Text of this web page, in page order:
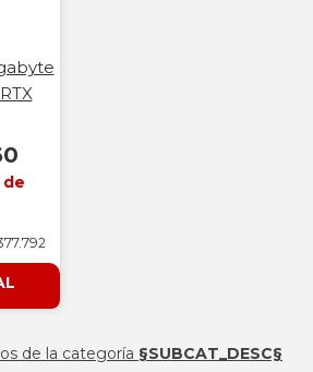
de
de la categoría §SUBCAT_DESC§